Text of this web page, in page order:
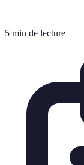
5 min de lecture